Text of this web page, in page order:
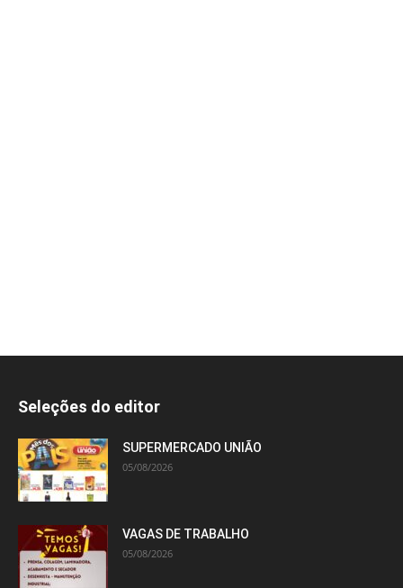
Seleções do editor
SUPERMERCADO UNIÃO
05/08/2026
VAGAS DE TRABALHO
05/08/2026